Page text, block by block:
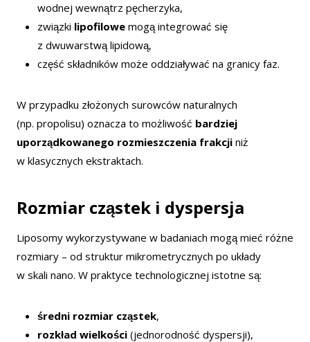
wodnej wewnątrz pęcherzyka,
związki lipofilowe mogą integrować się
z dwuwarstwą lipidową,
część składników może oddziaływać na granicy faz.
W przypadku złożonych surowców naturalnych
(np. propolisu) oznacza to możliwość bardziej
uporządkowanego rozmieszczenia frakcji niż
w klasycznych ekstraktach.
Rozmiar cząstek i dyspersja
Liposomy wykorzystywane w badaniach mogą mieć różne
rozmiary – od struktur mikrometrycznych po układy
w skali nano. W praktyce technologicznej istotne są:
średni rozmiar cząstek,
rozkład wielkości (jednorodność dyspersji),